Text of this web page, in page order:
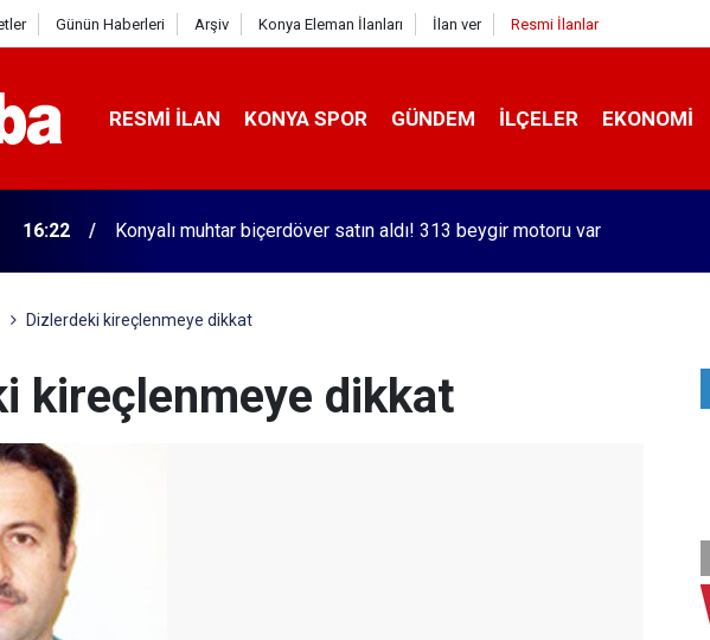
Günün Haberleri Arşiv Konya Eleman İlanları İlan ver Resmi İlanlar
RESMI İLAN KONYA SPOR GÜNDEM İLÇELER EKONOMI
16:04 Konyasporlu Kramer'den yıllar sonra Galatasaraylı Osimhen itirafı
Dizlerdeki kireçlenmeye dikkat
kireçlenmeye dikkat